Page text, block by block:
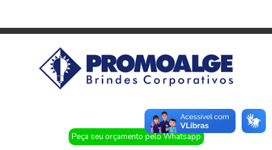
Peça seu orçamento pelo Whatsapp